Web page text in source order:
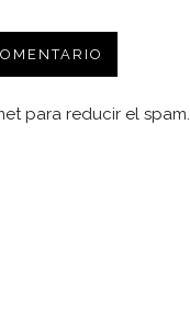
para reducir el spam.